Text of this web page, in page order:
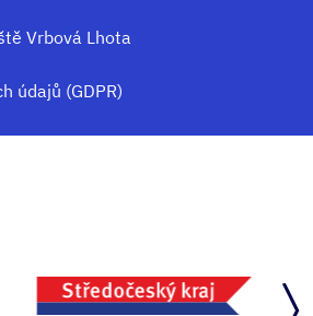
Vrbová Lhota
údajů (GDPR)